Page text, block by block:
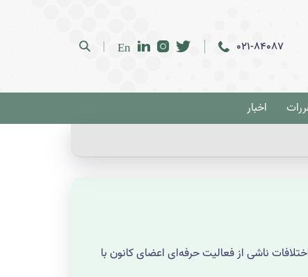
021-84087
En
اخبار
ناشی از فعالیت حرفه‌ای اعضای کانون با